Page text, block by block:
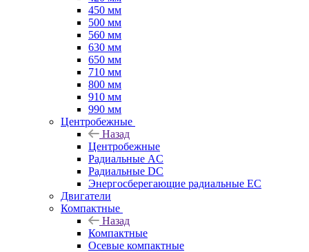
450 мм
500 мм
560 мм
630 мм
650 мм
710 мм
800 мм
910 мм
990 мм
Центробежные
Назад
Центробежные
Радиальные AC
Радиальные DC
Энергосберегающие радиальные EC
Двигатели
Компактные
Назад
Компактные
Осевые компактные